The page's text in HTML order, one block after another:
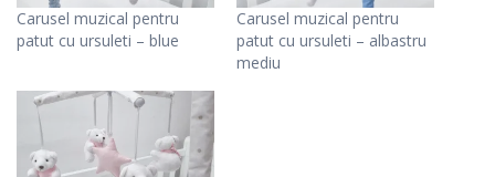
Carusel muzical pentru
patut cu ursuleti – blue
Carusel muzical pentru
patut cu ursuleti – albastru
mediu